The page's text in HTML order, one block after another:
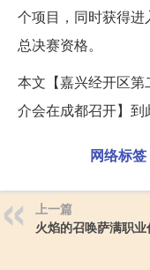
个项目，同时获得
总决赛资格。
本文【嘉兴经开区
介会在成都召开】到
网络标签
上一篇
火焰的召唤萨满职业